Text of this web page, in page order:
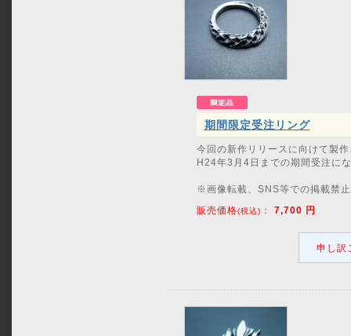
期間限定受注リング
今回の新作リリースに向けて製
H24年3月4日までの期間受注に
※画像転載、SNS等での掲載禁
販売価格(税込) ： 7,700 円
申し訳